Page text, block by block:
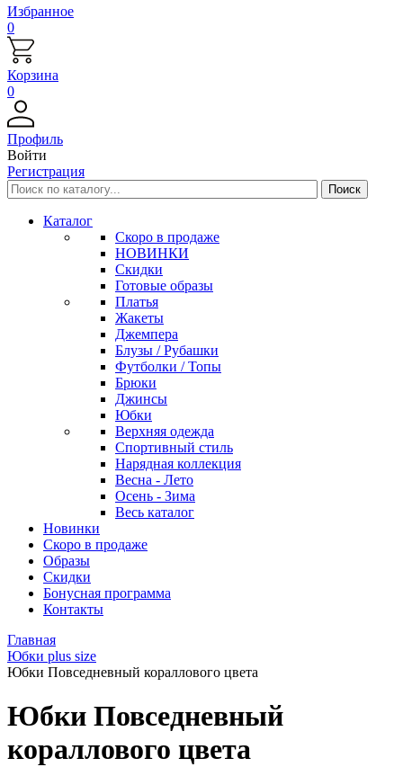
Избранное
0
Корзина
0
Профиль
Войти
Регистрация
Каталог
Скоро в продаже
НОВИНКИ
Скидки
Готовые образы
Платья
Жакеты
Джемпера
Блузы / Рубашки
Футболки / Топы
Брюки
Джинсы
Юбки
Верхняя одежда
Спортивный стиль
Нарядная коллекция
Весна - Лето
Осень - Зима
Весь каталог
Новинки
Скоро в продаже
Образы
Скидки
Бонусная программа
Контакты
Главная
Юбки plus size
Юбки Повседневный кораллового цвета
Юбки Повседневный
кораллового цвета